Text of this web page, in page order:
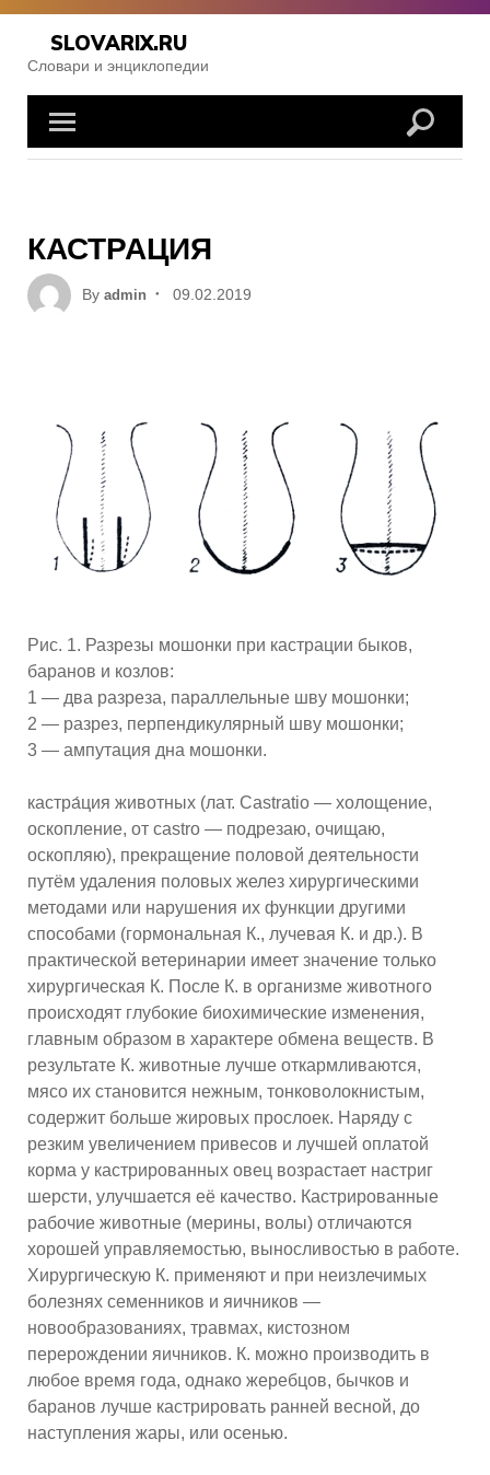
Skip
content
SLOVARIX.RU
Словари и энциклопедии
КАСТРАЦИЯ
By admin
Posted
09.02.2019
Рис. 1. Разрезы мошонки при кастрации быков,
баранов и козлов:
1 — два разреза, параллельные шву мошонки;
2 — разрез, перпендикулярный шву мошонки;
3 — ампутация дна мошонки.
кастра́ция животных (лат. Castratio — холощение,
оскопление, от castro — подрезаю, очищаю,
оскопляю), прекращение половой деятельности
путём удаления половых желез хирургическими
методами или нарушения их функции другими
способами (гормональная К., лучевая К. и др.). В
практической ветеринарии имеет значение только
хирургическая К. После К. в организме животного
происходят глубокие биохимические изменения,
главным образом в характере обмена веществ. В
результате К. животные лучше откармливаются,
мясо их становится нежным, тонковолокнистым,
содержит больше жировых прослоек. Наряду с
резким увеличением привесов и лучшей оплатой
корма у кастрированных овец возрастает настриг
шерсти, улучшается её качество. Кастрированные
рабочие животные (мерины, волы) отличаются
хорошей управляемостью, выносливостью в работе.
Хирургическую К. применяют и при неизлечимых
болезнях семенников и яичников —
новообразованиях, травмах, кистозном
перерождении яичников. К. можно производить в
любое время года, однако жеребцов, бычков и
баранов лучше кастрировать ранней весной, до
наступления жары, или осенью.